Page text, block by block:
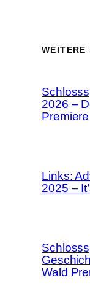
WEITERE
2026 –
Premiere
Links:
2025 –
Wald